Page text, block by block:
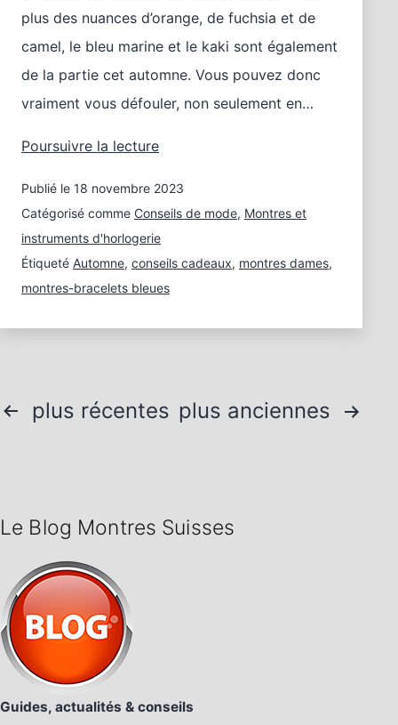
plus des nuances d’orange, de fuchsia et de
camel, le bleu marine et le kaki sont également
de la partie cet automne. Vous pouvez donc
vraiment vous défouler, non seulement en…
Poursuivre la lectureCouleurs
de
la
mode
en
Publié le 18 novembre 2023
Catégorisé comme Conseils de mode, Montres et
instruments d'horlogerie
Étiqueté Automne, conseils cadeaux, montres dames,
montres-bracelets bleues
Pagination
plus récentes plus anciennes
Le Blog Montres Suisses
Guides, actualités & conseils